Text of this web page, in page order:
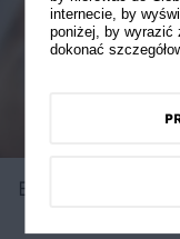
Bagietka
internecie, by
poniżej, by wyrazić
dokonać